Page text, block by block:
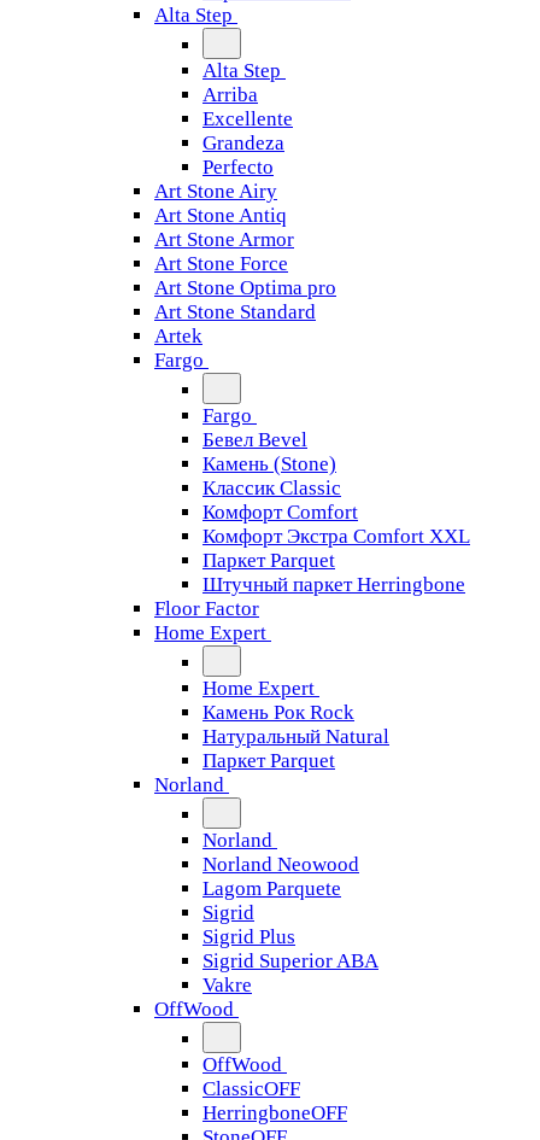
Alta Step
Alta Step
Arriba
Excellente
Grandeza
Perfecto
Art Stone Airy
Art Stone Antiq
Art Stone Armor
Art Stone Force
Art Stone Optima pro
Art Stone Standard
Artek
Fargo
Fargo
Бевел Bevel
Камень (Stone)
Классик Classic
Комфорт Comfort
Комфорт Экстра Comfort XXL
Паркет Parquet
Штучный паркет Herringbone
Floor Factor
Home Expert
Home Expert
Камень Рок Rock
Натуральный Natural
Паркет Parquet
Norland
Norland
Norland Neowood
Lagom Parquete
Sigrid
Sigrid Plus
Sigrid Superior ABA
Vakre
OffWood
OffWood
ClassicOFF
HerringboneOFF